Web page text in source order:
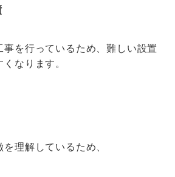
事を行っているため、難しい設置
なります。
理解しているため、